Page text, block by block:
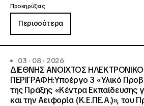
Προκηρύξεις
Περισσότερα
03 · 08 · 2026
ΔΙΕΘΝΗΣ ΑΝΟΙΧΤΟΣ
ΠΕΡΙΓΡΑΦΗ:Υποέργο 3 «Υλικό
της Πράξης «Κέντρα Εκπαίδευσης
και την Αειφορία (Κ.Ε.ΠΕ.Α.)», του